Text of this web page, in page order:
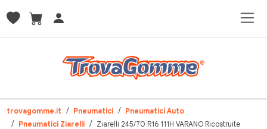
trovagomme.it Pneumatici
Pneumatici Auto
Pneumatici Ziarelli
Ziarelli 245/70 R16 111H VARANO Ricostruite